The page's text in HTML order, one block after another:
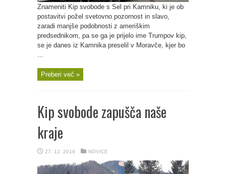
Znameniti Kip svobode s Sel pri Kamniku, ki je ob
postavitvi požel svetovno pozornost in slavo,
zaradi manjše podobnosti z ameriškim
predsednikom, pa se ga je prijelo ime Trumpov kip,
se je danes iz Kamnika preselil v Moravče, kjer bo
...
Preberi več »
Kip svobode zapušča naše
kraje
27. 12. 2019 NOVICE